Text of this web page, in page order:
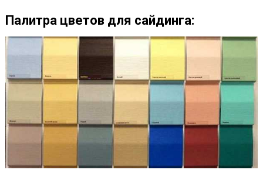
Палитра цветов для сайдинга: